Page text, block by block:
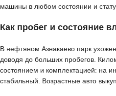
машины в любом состоянии и
Как пробег и состояние
В нефтяном Азнакаево парк
доводя до больших пробегов.
состоянием и комплектацией: на
стабильный. Возрастные авто